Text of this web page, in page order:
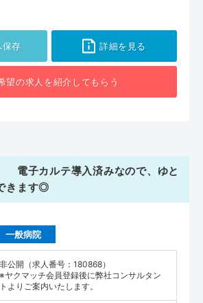
保存 詳細を見る
望の求人を紹介してもらう
電子カルテ導入済みなので、ゆと
きます◎
一般病院
非公開（求人番号：180868）
※ヤクマッチ会員登録後に弊社コンサルタン
トよりご案内いたします。